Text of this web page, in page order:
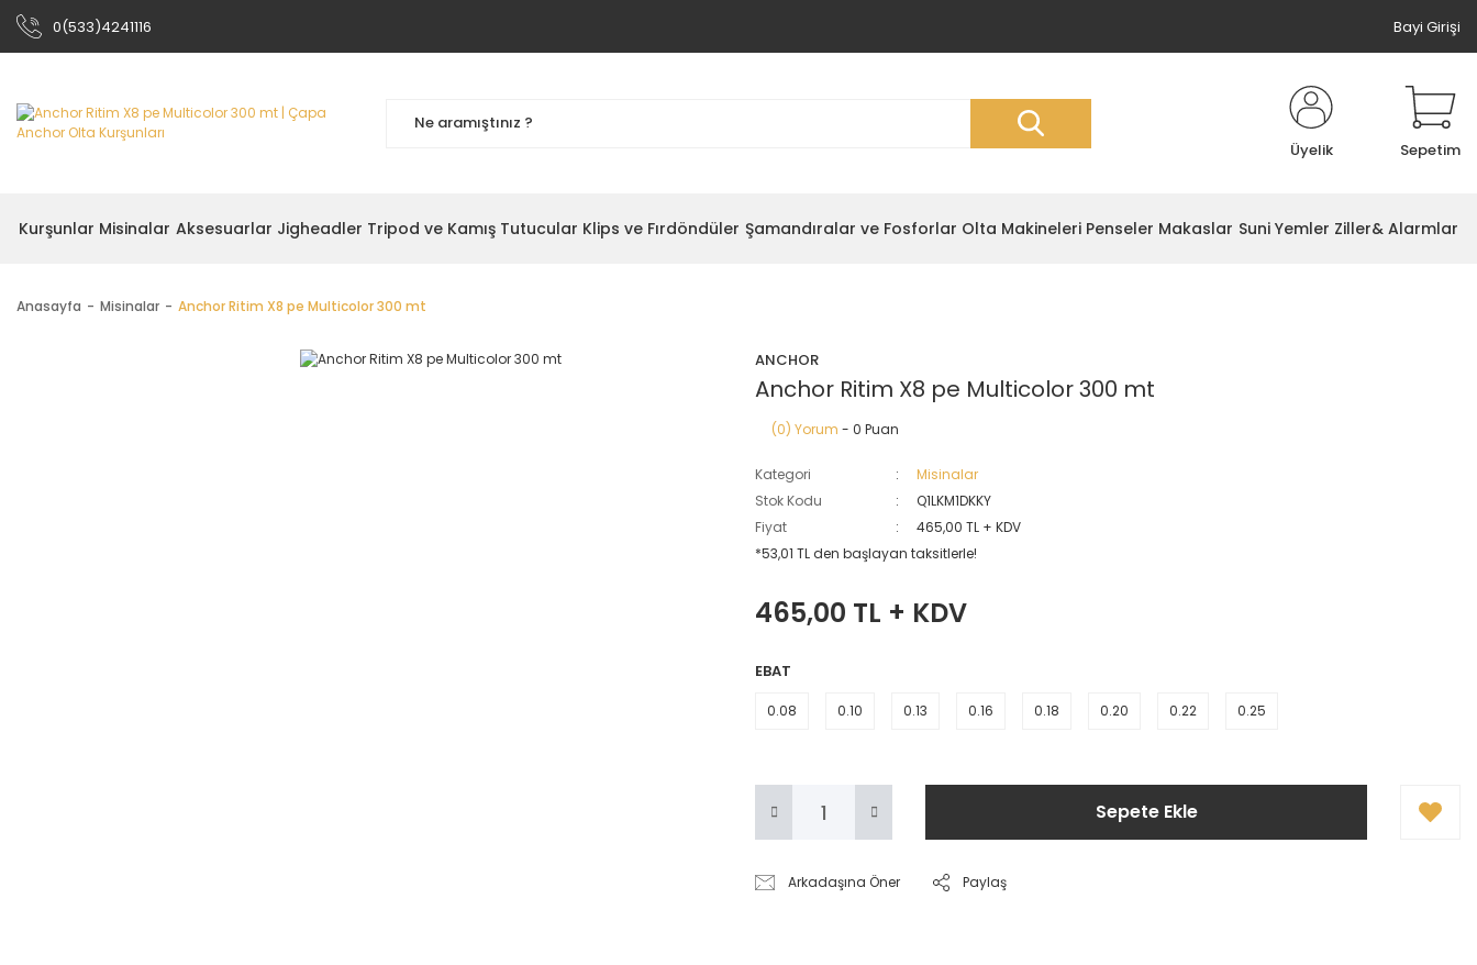
0(533)4241116 Bayi Girişi
Üyelik Sepetim
Kurşunlar Misinalar Aksesuarlar Jigheadler Tripod ve Kamış Tutucular Klips ve Fırdöndüler Şamandıralar ve Fosforlar Olta Makineleri Penseler Makaslar Suni Yemler Ziller& Alarmlar
Anasayfa Misinalar Anchor Ritim X8 pe Multicolor 300 mt
ANCHOR
Anchor Ritim X8 pe Multicolor 300 mt
(0) Yorum - 0 Puan
Kategori
Misinalar
Stok Kodu
Q1LKM1DKKY
Fiyat
465,00 TL + KDV
*53,01 TL den başlayan taksitlerle!
465,00 TL + KDV
EBAT
0.08 0.10 0.13 0.16 0.18 0.20 0.22 0.25
Sepete Ekle
Arkadaşına Öner Paylaş